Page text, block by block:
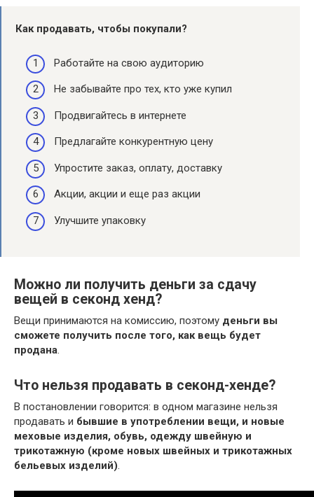
Как продавать, чтобы покупали?
Работайте на свою аудиторию
Не забывайте про тех, кто уже купил
Продвигайтесь в интернете
Предлагайте конкурентную цену
Упростите заказ, оплату, доставку
Акции, акции и еще раз акции
Улучшите упаковку
Можно ли получить деньги за сдачу
вещей в секонд хенд?
Вещи принимаются на комиссию, поэтому деньги вы
сможете получить после того, как вещь будет
продана.
Что нельзя продавать в секонд-хенде?
В постановлении говорится: в одном магазине нельзя
продавать и бывшие в употреблении вещи, и новые
меховые изделия, обувь, одежду швейную и
трикотажную (кроме новых швейных и трикотажных
бельевых изделий).